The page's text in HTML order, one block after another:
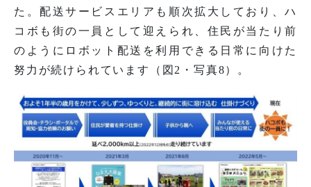
た。配送サービスエリアも順次拡大しており、ハ
コボも街の一員として迎えられ、住民が当たり前
のようにロボット配送を利用できる日常に向けた
努力が続けられています（図2・写真8）。